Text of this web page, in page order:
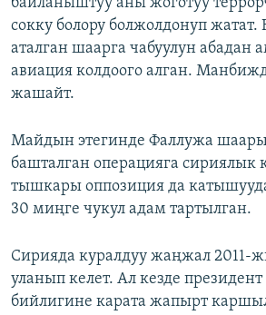
байланыштуу аны жоготуу
сокку болору болжолдонуп жатат.
аталган шаарга чабуулун абадан
авиация колдоого алган.
жашайт.
Майдын этегинде Фаллужа
башталган операцияга сириялык
тышкары оппозиция да
30 миңге чукул адам тартылган.
Сирияда куралдуу жаңжал 2011-
уланып келет. Ал кезде
бийлигине карата жапырт